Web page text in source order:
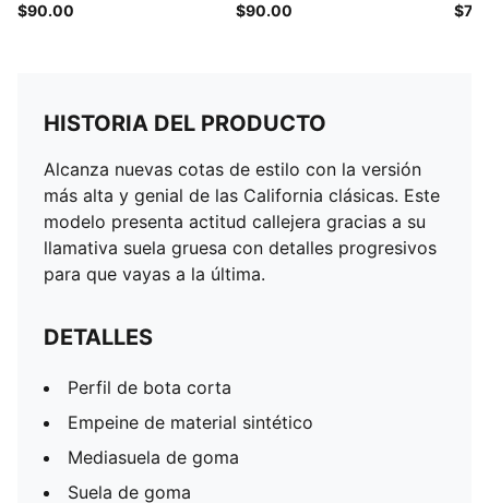
$90.00
$90.00
HISTORIA DEL PRODUCTO
Alcanza nuevas cotas de estilo con la versión
más alta y genial de las California clásicas. Este
modelo presenta actitud callejera gracias a su
llamativa suela gruesa con detalles progresivos
para que vayas a la última.
DETALLES
Perfil de bota corta
Empeine de material sintético
Mediasuela de goma
Suela de goma